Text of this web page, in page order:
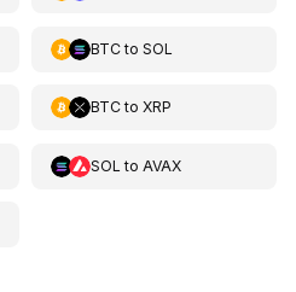
BTCto SOL
BTCto XRP
SOL to AVAX